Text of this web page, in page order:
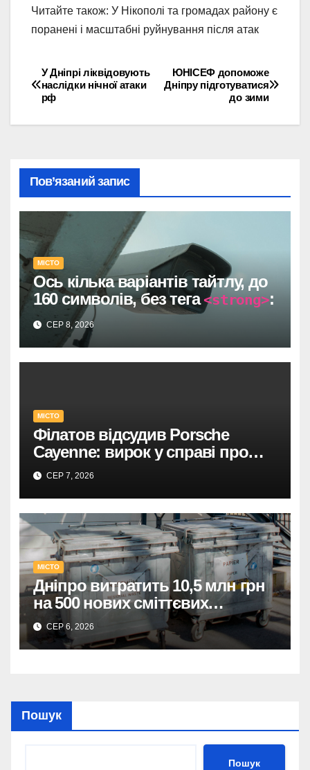
Читайте також: У Нікополі та громадах району є
поранені і масштабні руйнування після атак
Навігація
записів
ЮНІСЕФ допоможе
Дніпру підготуватися
до зими
У Дніпрі ліквідовують
наслідки нічної атаки
рф
Пов’язаний запис
МІСТО
Ось кілька варіантів тайтлу, до
160 символів, без тега<strong>:
Один прямий договір на 735
тисяч у Дніпрі: супровід
відеоспостереження після
договором на
відеоспостереження після
зірваних торгів.
Дніпро: 735 тис. на
відеоспостереження за прямим
договором після невдалих
торгів.
СЕР 8, 2026
МІСТО
Філатов відсудив Porsche
Cayenne: вирок у справі про
фейк.
СЕР 7, 2026
МІСТО
Дніпро витратить 10,5 млн грн
на 500 нових сміттєвих
контейнерів.
СЕР 6, 2026
Пошук
Пошук